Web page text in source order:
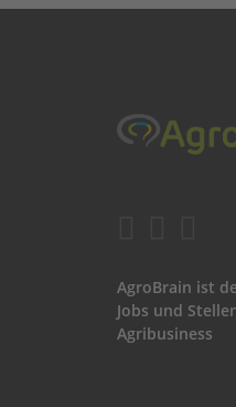
AgroBrain ist
Jobs und
Agribusiness